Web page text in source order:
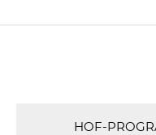
HOF-